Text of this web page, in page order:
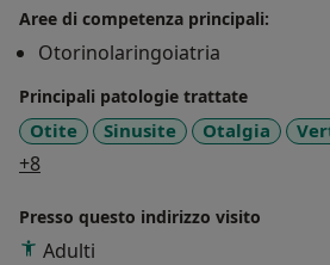
Aree di competenza principali:
Otorinolaringoiatria
Principali patologie trattate
Otite Sinusite Otalgia
+8a11y_sr_more_diseases
Presso questo indirizzo visito
Adulti